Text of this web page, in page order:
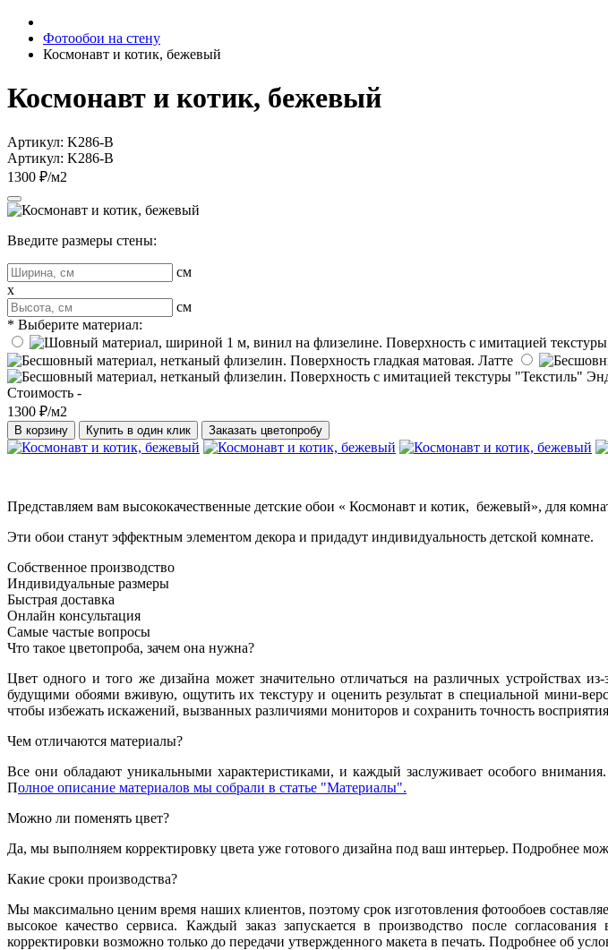
Фотообои на стену
Космонавт и котик, бежевый
Космонавт и котик, бежевый
Артикул: K286-B
Артикул: K286-B
1300 ₽/м2
Введите размеры стены:
см
x
см
* Выберите материал:
Латте
Стоимость -
1300 ₽/м2
В корзину Купить в один клик Заказать цветопробу
Представляем вам высококачественные детские обои « Космонавт и котик, бежевый», для
Эти обои станут эффектным элементом декора и придадут индивидуальность детской комнате.
Собственное производство
Индивидуальные размеры
Быстрая доставка
Онлайн консультация
Самые частые вопросы
Что такое цветопроба, зачем она нужна?
Цвет одного и того же дизайна может значительно отличаться на различных устройствах
будущими обоями вживую, ощутить их текстуру и оценить результат в специальной мини-
чтобы избежать искажений, вызванных различиями мониторов и сохранить точность
Чем отличаются материалы?
Все они обладают уникальными характеристиками, и каждый заслуживает особого
Полное описание материалов мы собрали в статье "Материалы".
Можно ли поменять цвет?
Да, мы выполняем корректировку цвета уже готового дизайна под ваш интерьер. Подробнее
Какие сроки производства?
Мы максимально ценим время наших клиентов, поэтому срок изготовления фотообоев
высокое качество сервиса. Каждый заказ запускается в производство после
корректировки возможно только до передачи утвержденного макета в печать. Подробнее об